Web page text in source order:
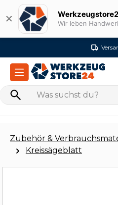
Zum Hauptinhalt springen
✕ Wir leben
Zubehör &
Kreissägeblatt